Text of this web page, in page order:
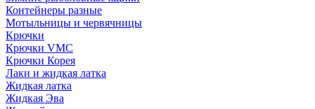
Контейнеры разные
Мотыльницы и червячницы
Крючки
Крючки VMC
Крючки Корея
Лаки и жидкая латка
Жидкая латка
Жидкая Эва